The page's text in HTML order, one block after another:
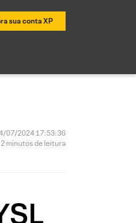
sua conta XP
07/2024 17:53:36
2 minutos de leitura